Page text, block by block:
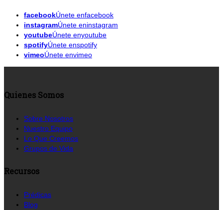
facebookÚnete enfacebook
instagramÚnete eninstagram
youtubeÚnete enyoutube
spotifyÚnete enspotify
vimeoÚnete envimeo
Quienes Somos
Sobre Nosotros
Nuestro Equipo
Lo Que Creemos
Grupos de Vida
Recursos
Prédicas
Blog